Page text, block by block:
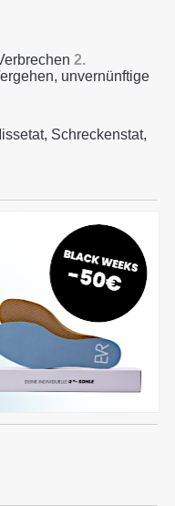
2.
unvernünftige
Schreckenstat,